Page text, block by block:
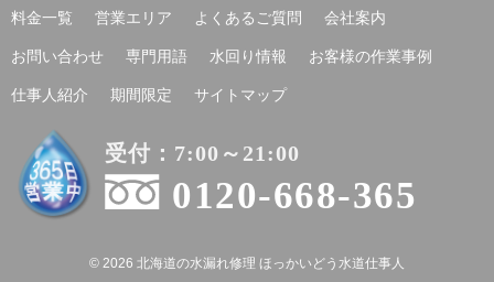
料金一覧 営業エリア よくあるご質問 会社案内
お問い合わせ 専門用語 水回り情報 お客様の作業事例
仕事人紹介 期間限定 サイトマップ
0120-668-365
受付：7:00～21:00
© 2026 北海道の水漏れ修理 ほっかいどう水道仕事人